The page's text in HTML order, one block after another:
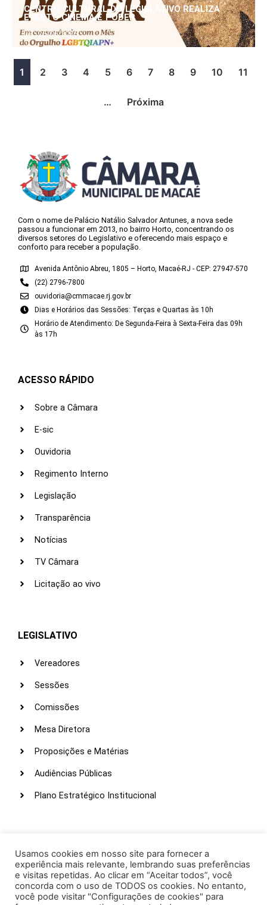
CENTRO CULTURAL DO LEGISLATIVO REALIZA
EVENTO CINEMA E PODER
25/06/2026
1 2 3 4 5 6 7 8 9 10 11
… Próxima
Com o nome de Palácio Natálio Salvador Antunes, a nova sede
passou a funcionar em 2013, no bairro Horto, concentrando os
diversos setores do Legislativo e oferecendo mais espaço e
conforto para receber a população.
Avenida Antônio Abreu, 1805 – Horto, Macaé-RJ - CEP: 27947-570
(22) 2796-7800
ouvidoria@cmmacae.rj.gov.br
Dias e Horários das Sessões: Terças e Quartas às 10h
Horário de Atendimento: De Segunda-Feira à Sexta-Feira das 09h
às 17h
ACESSO RÁPIDO
Sobre a Câmara
E-sic
Ouvidoria
Regimento Interno
Legislação
Transparência
Notícias
TV Câmara
Licitação ao vivo
LEGISLATIVO
Vereadores
Sessões
Comissões
Mesa Diretora
Proposições e Matérias
Audiências Públicas
Plano Estratégico Institucional
Webmail
Intranet
Administração
Usamos cookies em nosso site para fornecer a
experiência mais relevante, lembrando suas preferências
e visitas repetidas. Ao clicar em “Aceitar todos”, você
concorda com o uso de TODOS os cookies. No entanto,
você pode visitar "Configurações de cookies" para